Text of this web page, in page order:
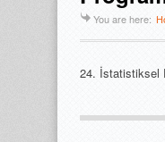
You are here:
24. İstatistiksel